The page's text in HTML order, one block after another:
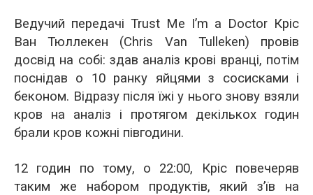
Ведучий передачі Trust Me I’m a Doctor Кріс
Ван Тюллекен (Chris Van Tulleken) провів
досвід на собі: здав аналіз крові вранці, потім
поснідав о 10 ранку яйцями з сосисками і
беконом. Відразу після їжі у нього знову взяли
кров на аналіз і протягом декількох годин
брали кров кожні півгодини.
12 годин по тому, о 22:00, Кріс повечеряв
таким же набором продуктів, який з’їв на